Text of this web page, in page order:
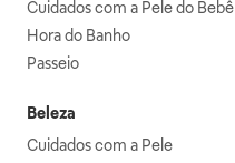
Cuidados com a Pele do Bebê
Hora do Banho
Passeio
Beleza
Cuidados com a Pele